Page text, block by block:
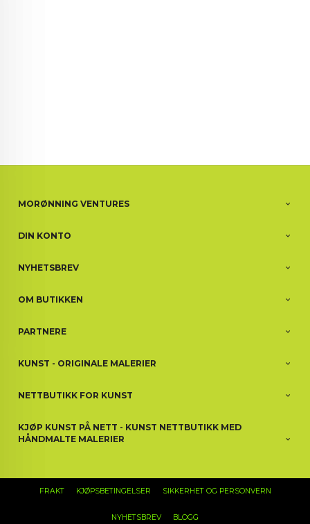
MORØNNING VENTURES
DIN KONTO
NYHETSBREV
OM BUTIKKEN
PARTNERE
KUNST - ORIGINALE MALERIER
NETTBUTIKK FOR KUNST
KJØP KUNST PÅ NETT - KUNST NETTBUTIKK MED
HÅNDMALTE MALERIER
FRAKT KJØPSBETINGELSER SIKKERHET OG PERSONVERN
NYHETSBREV BLOGG